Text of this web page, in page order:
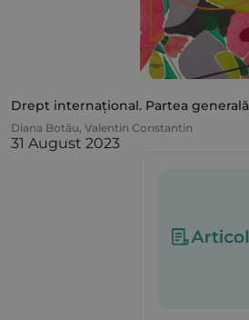
Drept internațional. Partea generală
Diana Botău, Valentin Constantin
31 August 2023